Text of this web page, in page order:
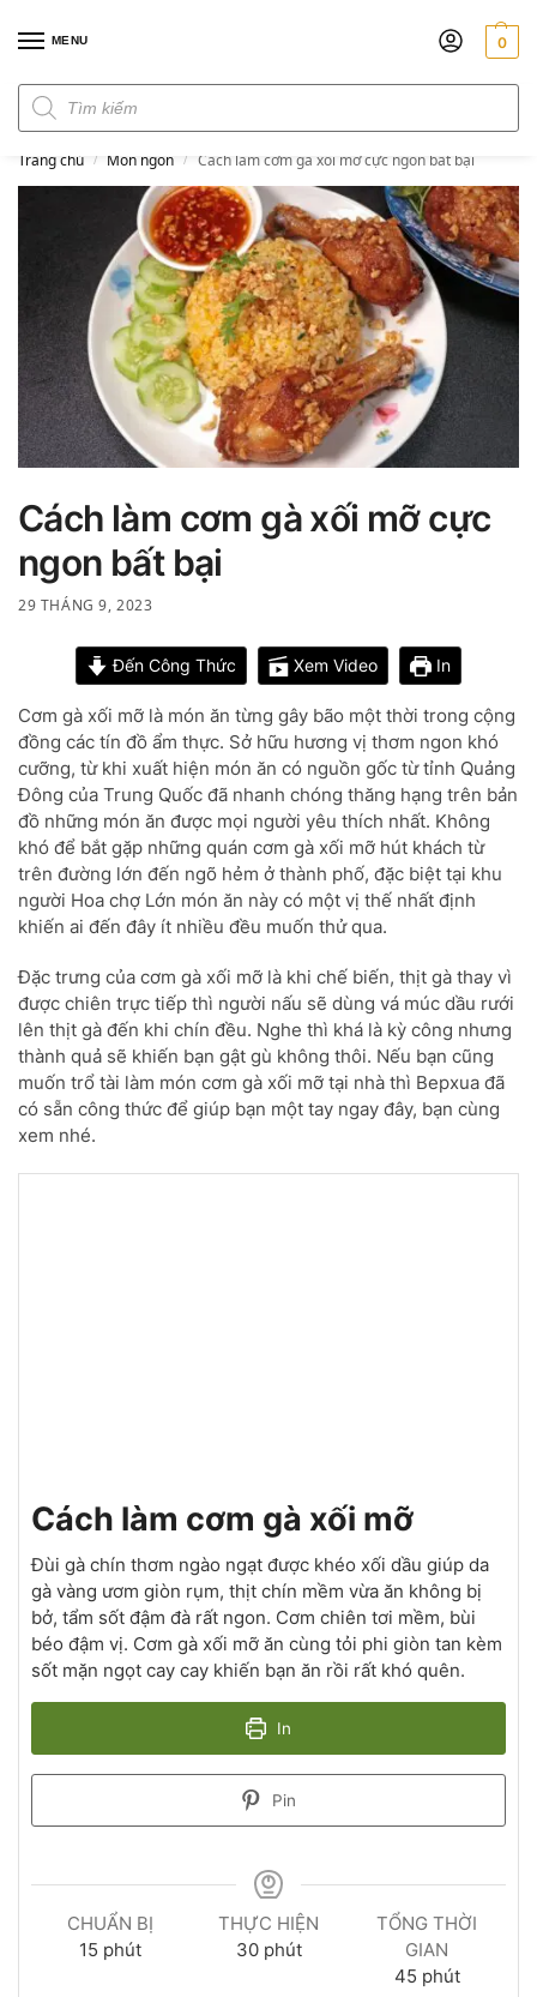
MENU 0
Trang chủ / Món ngon / Cách làm cơm gà xối mỡ cực ngon bất bại
Cách làm cơm gà xối mỡ cực
ngon bất bại
29 THÁNG 9, 2023
Đến Công Thức Xem Video In
Cơm gà xối mỡ là món ăn từng gây bão một thời trong cộng
đồng các tín đồ ẩm thực. Sở hữu hương vị thơm ngon khó
cưỡng, từ khi xuất hiện món ăn có nguồn gốc từ tỉnh Quảng
Đông của Trung Quốc đã nhanh chóng thăng hạng trên bản
đồ những món ăn được mọi người yêu thích nhất. Không
khó để bắt gặp những quán cơm gà xối mỡ hút khách từ
trên đường lớn đến ngõ hẻm ở thành phố, đặc biệt tại khu
người Hoa chợ Lớn món ăn này có một vị thế nhất định
khiến ai đến đây ít nhiều đều muốn thử qua.
Đặc trưng của cơm gà xối mỡ là khi chế biến, thịt gà thay vì
được chiên trực tiếp thì người nấu sẽ dùng vá múc dầu rưới
lên thịt gà đến khi chín đều. Nghe thì khá là kỳ công nhưng
thành quả sẽ khiến bạn gật gù không thôi. Nếu bạn cũng
muốn trổ tài làm món cơm gà xối mỡ tại nhà thì Bepxua đã
có sẵn công thức để giúp bạn một tay ngay đây, bạn cùng
xem nhé.
Cách làm cơm gà xối mỡ
Đùi gà chín thơm ngào ngạt được khéo xối dầu giúp da
gà vàng ươm giòn rụm, thịt chín mềm vừa ăn không bị
bở, tẩm sốt đậm đà rất ngon. Cơm chiên tơi mềm, bùi
béo đậm vị. Cơm gà xối mỡ ăn cùng tỏi phi giòn tan kèm
sốt mặn ngọt cay cay khiến bạn ăn rồi rất khó quên.
In
Pin
CHUẨN BỊ
15 phút
THỰC HIỆN
30 phút
TỔNG THỜI
GIAN
45 phút